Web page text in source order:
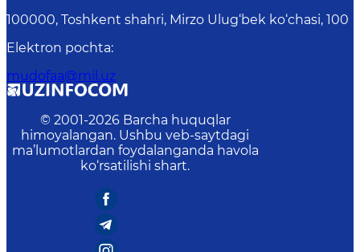
100000, Toshkent shahri, Mirzo Ulug‘bek ko‘chasi, 100
Elektron pochta:
mudofaa@mil.uz
© 2001-2026 Barcha huquqlar
himoyalangan. Ushbu veb-saytdagi
ma’lumotlardan foydalanganda havola
ko‘rsatilishi shart.